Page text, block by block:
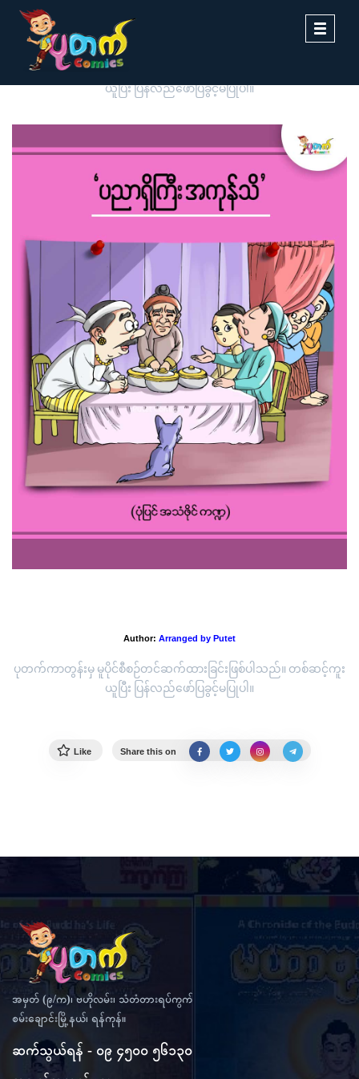
Toggle
ပုတက်ကာတွန်းမှ မူပိုင်စီစဉ်တင်ဆက်ထားခြင်းဖြစ်ပါသည်။ တစ်ဆင့်ကူး
ယူပြီး ပြန်လည်ဖော်ပြခွင့်မပြုပါ။
Author: Arranged by Putet
ပုတက်ကာတွန်းမှ မူပိုင်စီစဉ်တင်ဆက်ထားခြင်းဖြစ်ပါသည်။ တစ်ဆင့်ကူး
ယူပြီး ပြန်လည်ဖော်ပြခွင့်မပြုပါ။
Like Share this on
အမှတ် (၉/က)၊ ဗဟိုလမ်း၊ သံတံတားရပ်ကွက်
စမ်းချောင်းမြို့နယ်၊ ရန်ကုန်။
ဆက်သွယ်ရန် - ၀၉ ၄၅၀၀ ၅၆၁၃၀